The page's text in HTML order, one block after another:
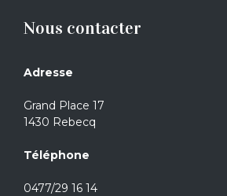
Nous contacter
Adresse
Grand Place 17
1430 Rebecq
Téléphone
0477/29 16 14